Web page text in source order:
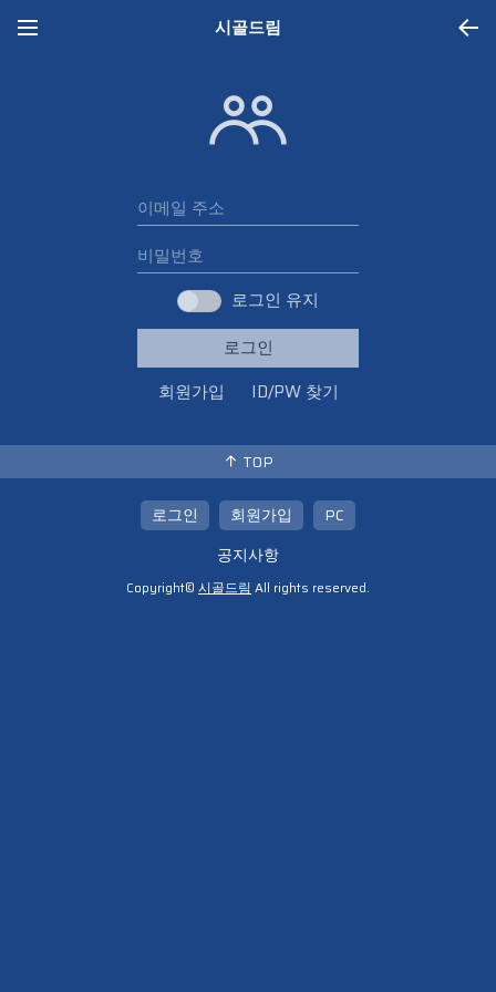
시골드림
로그인 유지
로그인
회원가입
ID/PW 찾기
TOP
로그인 회원가입
PC
공지사항
Copyright© 시골드림 All rights reserved.